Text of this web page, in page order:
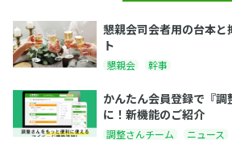
懇親会司会者用の台本と
ト
懇親会 幹事
かんたん会員登録で『
に！新機能のご紹介
調整さんチーム ニュース